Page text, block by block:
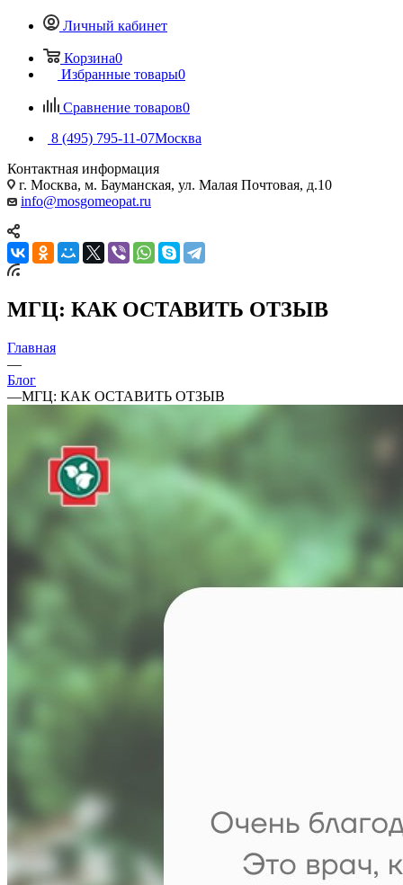
Личный кабинет
Корзина0
Избранные товары0
Сравнение товаров0
8 (495) 795-11-07Москва
Контактная информация
г. Москва, м. Бауманская, ул. Малая Почтовая, д.10
info@mosgomeopat.ru
МГЦ: КАК ОСТАВИТЬ ОТЗЫВ
Главная
—
Блог
—МГЦ: КАК ОСТАВИТЬ ОТЗЫВ